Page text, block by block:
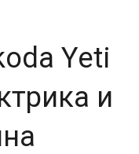
Yeti
и